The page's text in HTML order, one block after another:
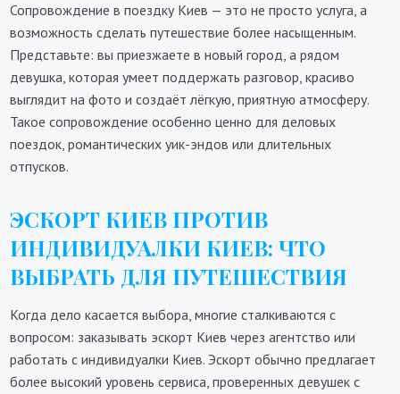
Сопровождение в поездку Киев — это не просто услуга, а
возможность сделать путешествие более насыщенным.
Представьте: вы приезжаете в новый город, а рядом
девушка, которая умеет поддержать разговор, красиво
выглядит на фото и создаёт лёгкую, приятную атмосферу.
Такое сопровождение особенно ценно для деловых
поездок, романтических уик-эндов или длительных
отпусков.
ЭСКОРТ КИЕВ ПРОТИВ
ИНДИВИДУАЛКИ КИЕВ: ЧТО
ВЫБРАТЬ ДЛЯ ПУТЕШЕСТВИЯ
Когда дело касается выбора, многие сталкиваются с
вопросом: заказывать эскорт Киев через агентство или
работать с индивидуалки Киев. Эскорт обычно предлагает
более высокий уровень сервиса, проверенных девушек с